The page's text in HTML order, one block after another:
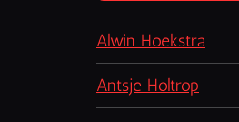
Alwin Hoekstra
Antsje Holtrop